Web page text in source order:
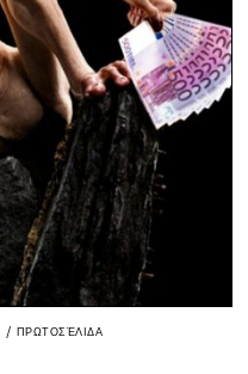
/ ΠΡΩΤΟΣΈΛΙΔΑ